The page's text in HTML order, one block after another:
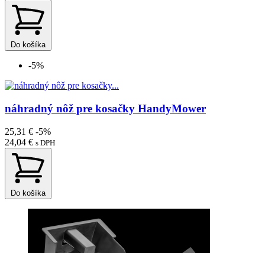
Do košíka
-5%
náhradný nôž pre kosačky HandyMower
25,31 € -5%
24,04 € s DPH
Do košíka